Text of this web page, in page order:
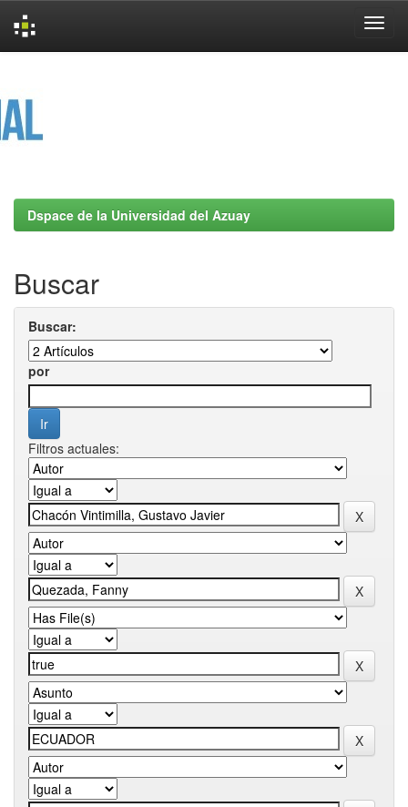
Dspace de la Universidad del Azuay
Buscar
Buscar:
por
Filtros actuales: